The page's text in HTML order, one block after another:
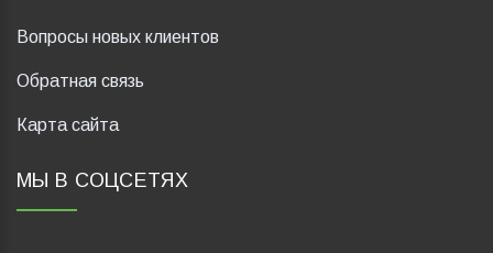
Вопросы новых клиентов
Обратная связь
Карта сайта
МЫ В СОЦСЕТЯХ